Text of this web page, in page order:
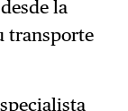
la
transporte